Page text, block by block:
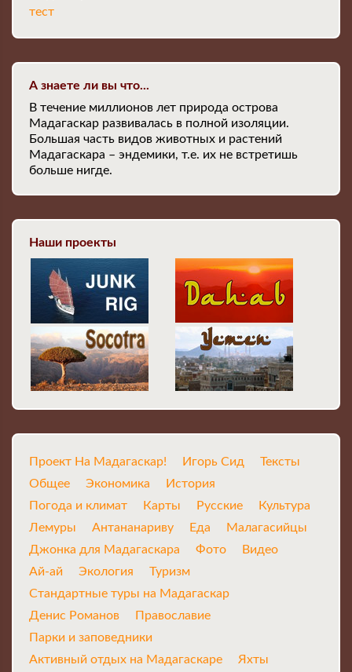
тест
А знаете ли вы что...
В течение миллионов лет природа острова
Мадагаскар развивалась в полной изоляции.
Большая часть видов животных и растений
Мадагаскара – эндемики, т.е. их не встретишь
больше нигде.
Наши проекты
Проект На Мадагаскар! Игорь Сид
Тексты
Общее
Экономика
История
Погода и климат
Карты Русские
Культура
Лемуры
Антананариву Еда
Малагасийцы
Джонка для Мадагаскара
Фото
Видео
Ай-ай
Экология
Туризм
Стандартные туры на Мадагаскар
Денис Романов
Православие
Парки и заповедники
Активный отдых на Мадагаскаре
Яхты